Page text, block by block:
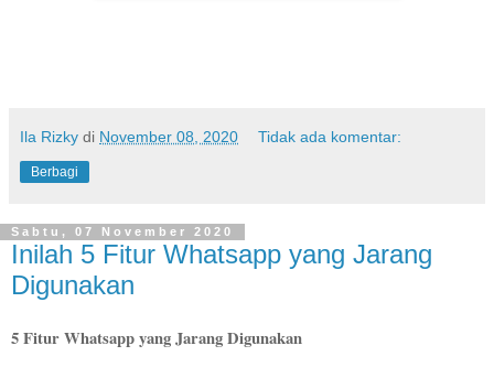
Ila Rizky di November 08, 2020 Tidak ada komentar:
Berbagi
Sabtu, 07 November 2020
Inilah 5 Fitur Whatsapp yang Jarang
Digunakan
5 Fitur Whatsapp yang Jarang Digunakan